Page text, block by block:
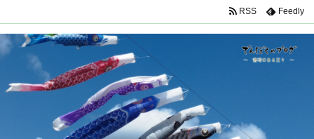
RSS Feedly